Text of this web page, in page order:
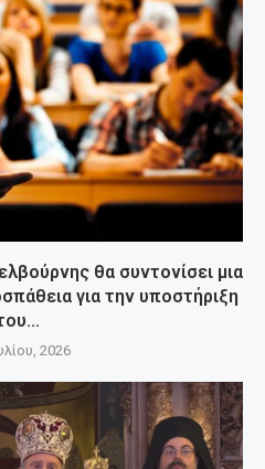
θα συντονίσει μια
για την υποστήριξη
2026